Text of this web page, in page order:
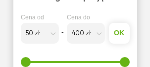
Cena od Cena do
OK